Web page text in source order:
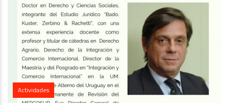
Actividades